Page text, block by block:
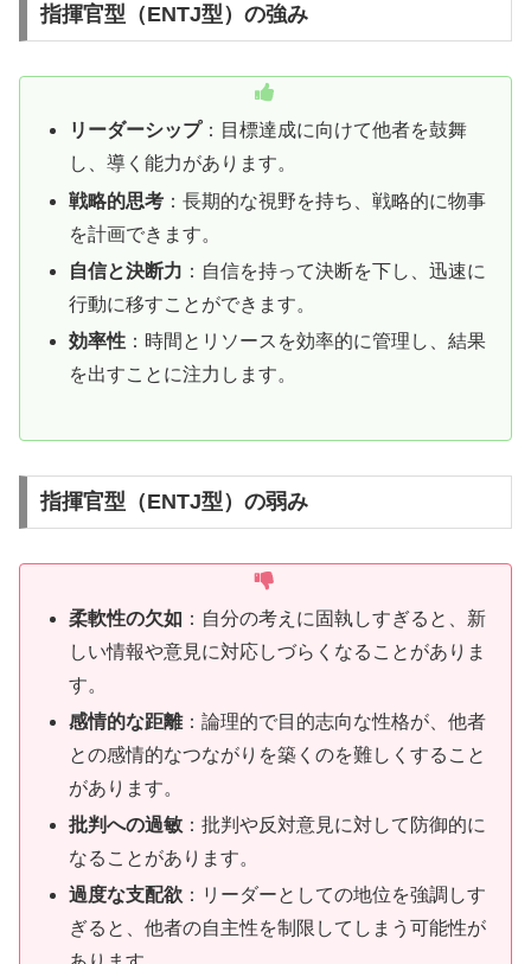
指揮官型（ENTJ型）の強み
リーダーシップ：目標達成に向けて他者を鼓舞
し、導く能力があります。
戦略的思考 ：長期的な視野を持ち、戦略的に物事
を計画できます。
自信と決断力 ：自信を持って決断を下し、迅速に
行動に移すことができます。
効率性 ：時間とリソースを効率的に管理し、結果
を出すことに注力します。
指揮官型（ENTJ型）の弱み
柔軟性の欠如 ：自分の考えに固執しすぎると、新
しい情報や意見に対応しづらくなることがありま
す。
感情的な距離：論理的で目的志向な性格が、他者
との感情的なつながりを築くのを難しくすること
があります。
批判への過敏 ：批判や反対意見に対して防御的に
なることがあります。
過度な支配欲 ：リーダーとしての地位を強調しす
ぎると、他者の自主性を制限してしまう可能性が